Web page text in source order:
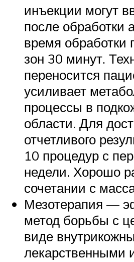
инъекции могут
после обработки
время обработки
зон 30 минут.
переносится
усиливает
процессы в
области. Для
отчетливого
10 процедур с
недели. Хорошо
сочетании с
Мезотерапия ―
метод борьбы с
виде
лекарственными